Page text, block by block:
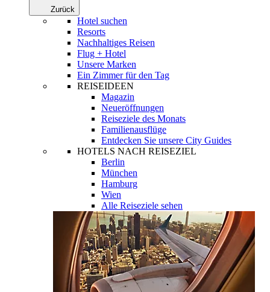
Zurück
Hotel suchen
Resorts
Nachhaltiges Reisen
Flug + Hotel
Unsere Marken
Ein Zimmer für den Tag
REISEIDEEN
Magazin
Neueröffnungen
Reiseziele des Monats
Familienausflüge
Entdecken Sie unsere City Guides
HOTELS NACH REISEZIEL
Berlin
München
Hamburg
Wien
Alle Reiseziele sehen